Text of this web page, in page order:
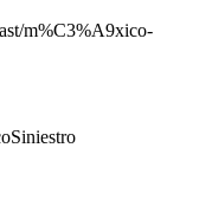
m%C3%A9xico-